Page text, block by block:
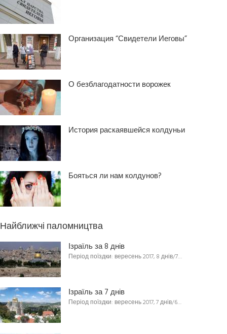
Организация “Свидетели Иеговы”
О безблагодатности ворожек
История раскаявшейся колдуньи
Бояться ли нам колдунов?
Найближчі паломництва
Ізраїль за 8 днів
Період поїздки: вересень 2017, 8 днів/7…
Ізраїль за 7 днів
Період поїздки: вересень 2017, 7 днів/6…